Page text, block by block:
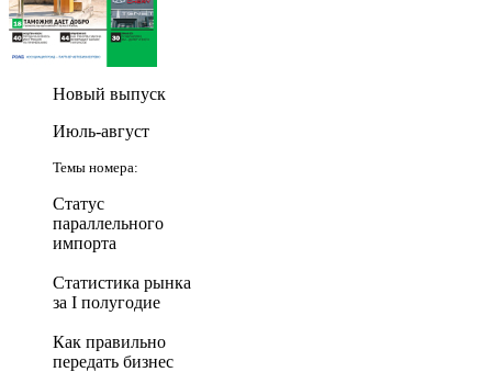
Новый выпуск
Июль-август
Темы номера:
Статус
параллельного
импорта
Статистика рынка
за I полугодие
Как правильно
передать бизнес